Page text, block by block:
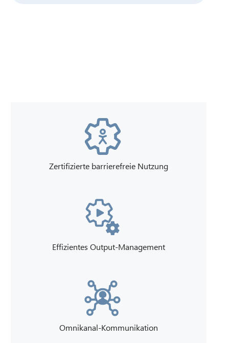
Zertifizierte barrierefreie Nutzung
Effizientes Output-Management
Omnikanal-Kommunikation